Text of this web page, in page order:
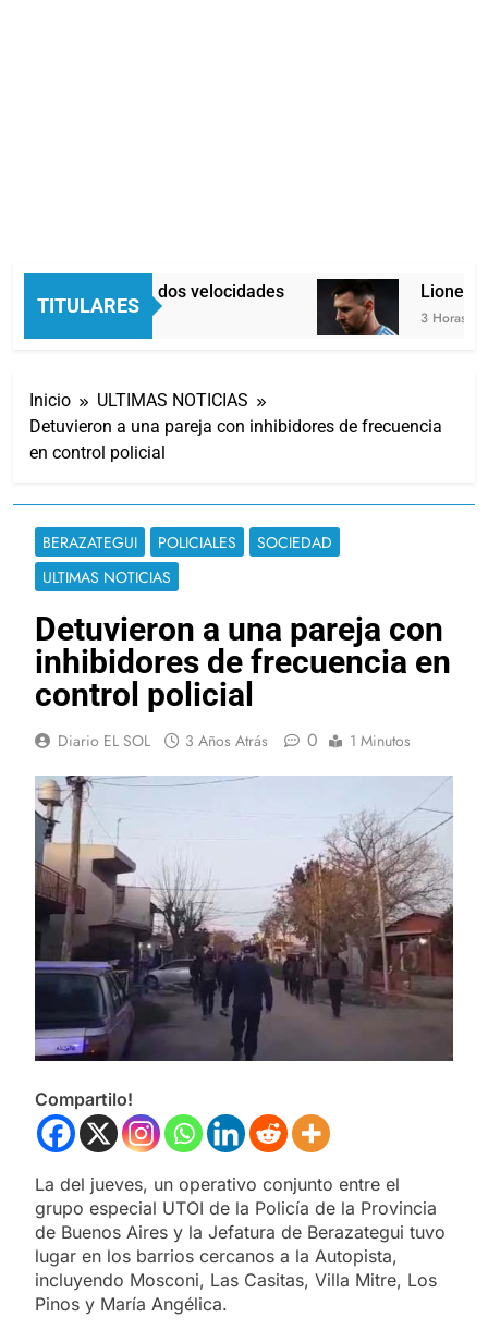
TITULARES
Economía en dos velocidades
2 Horas Atrás
Lionel
3 Horas Atrás
Inicio
ULTIMAS NOTICIAS
Detuvieron a una pareja con inhibidores de frecuencia
en control policial
BERAZATEGUI POLICIALES
SOCIEDAD
ULTIMAS NOTICIAS
Detuvieron a una pareja con
inhibidores de frecuencia en
control policial
Diario EL SOL 3 Años Atrás 0 1 Minutos
Compartilo!
La del jueves, un operativo conjunto entre el
grupo especial UTOI de la Policía de la Provincia
de Buenos Aires y la Jefatura de Berazategui tuvo
lugar en los barrios cercanos a la Autopista,
incluyendo Mosconi, Las Casitas, Villa Mitre, Los
Pinos y María Angélica.